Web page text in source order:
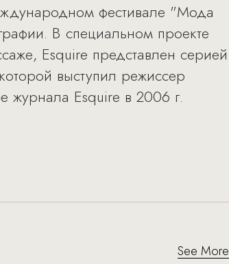
фестивале "Мода
В специальном проекте
Esquire представлен серией
выступил режиссер
журнала Esquire в 2006 г.
See More